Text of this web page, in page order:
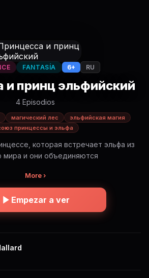
FANTASÍA 6+ RU
и принц эльфийский
4 Episodios
магический лес
эльфийская магия
принцессы и эльфа
которая встречает эльфа из
мира и они объединяются
More ›
Empezar a ver